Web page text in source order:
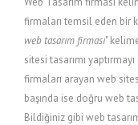
firmaları temsil eden bir
web tasarım firması"
sitesi tasarımı
firmaları arayan web
başında ise doğru web
Bildiğiniz gibi web